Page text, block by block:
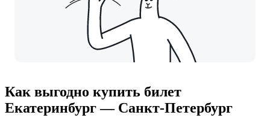
Как выгодно купить билет
Екатеринбург — Санкт-Петербург